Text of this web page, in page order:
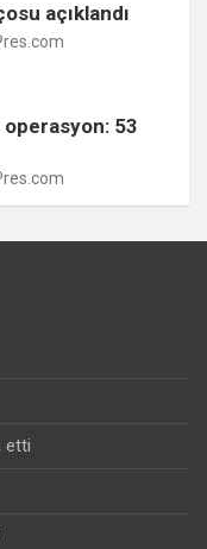
açıklandı
operasyon: 53
etti